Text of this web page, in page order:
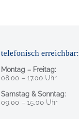
telefonisch erreichbar:
Montag – Freitag:
08.00 – 17.00 Uhr
Samstag & Sonntag:
09.00 – 15.00 Uhr